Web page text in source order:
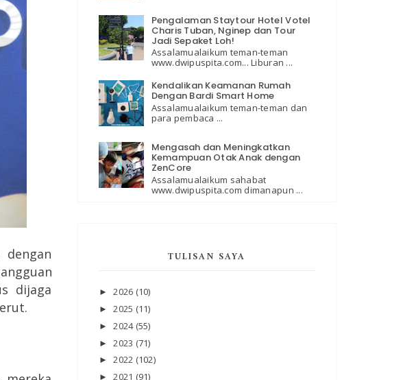
dijaga
Pengalaman Staytour Hotel Votel
Charis Tuban, Nginep dan Tour
Jadi Sepaket Loh!
Assalamualaikum teman-teman
www.dwipuspita.com... Liburan ...
Kendalikan Keamanan Rumah
Dengan Bardi Smart Home
Assalamualaikum teman-teman dan
para pembaca ...
Mengasah dan Meningkatkan
Kemampuan Otak Anak dengan
ZenCore
Assalamualaikum sahabat
www.dwipuspita.com dimanapun ...
TULISAN SAYA
►2026 (10)
►2025 (11)
►2024 (55)
►2023 (71)
►2022 (102)
►2021 (91)